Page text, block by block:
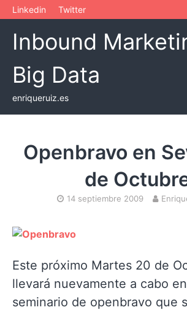
Skip
content
Linkedin Twitter
Inbound
Big Data
enriqueruiz.es
Openbravo en
de
14 septiembre 2009
Este próximo Martes 20 de
llevará nuevamente a cabo
seminario de openbravo que